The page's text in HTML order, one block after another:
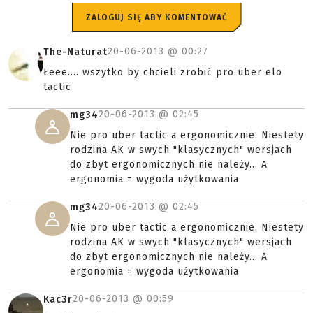
ZALOGUJ SIĘ ABY KOMENTOWAĆ
The-Naturat20-06-2013 @ 00:27
Łeee.... wszytko by chcieli zrobić pro uber elo
tactic
mg3420-06-2013 @ 02:45
Nie pro uber tactic a ergonomicznie. Niestety
rodzina AK w swych "klasycznych" wersjach
do zbyt ergonomicznych nie należy... A
ergonomia = wygoda użytkowania
mg3420-06-2013 @ 02:45
Nie pro uber tactic a ergonomicznie. Niestety
rodzina AK w swych "klasycznych" wersjach
do zbyt ergonomicznych nie należy... A
ergonomia = wygoda użytkowania
Kac3r20-06-2013 @ 00:59